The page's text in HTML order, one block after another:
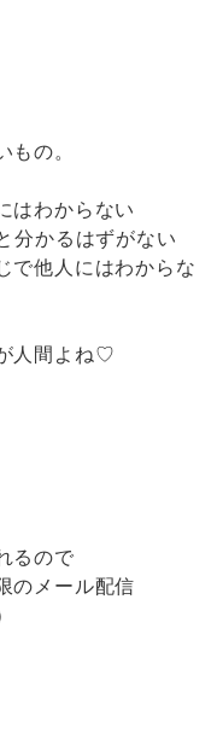
の。
はわからない
分かるはずがない
で他人にはわからな
人間よね♡
るので
のメール配信